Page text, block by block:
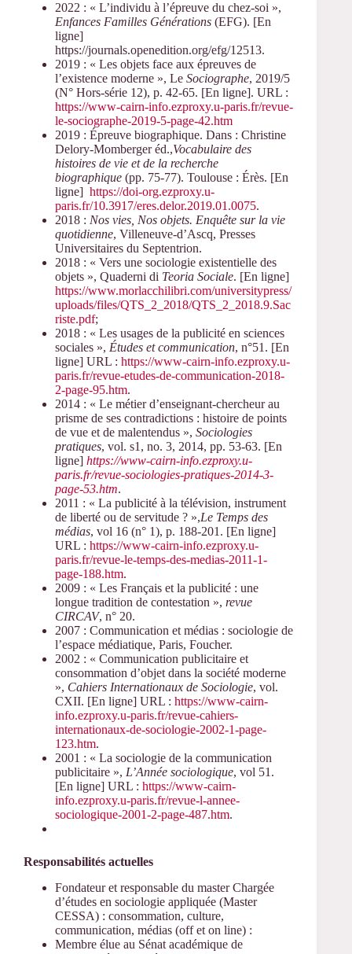
2022 : « L’individu à l’épreuve du chez-soi »,
Enfances Familles Générations (EFG). [En
ligne]
https://journals.openedition.org/efg/12513.
2019 : « Les objets face aux épreuves de
l’existence moderne », Le Sociographe, 2019/5
(N° Hors-série 12), p. 42-65. [En ligne]. URL :
https://www-cairn-info.ezproxy.u-paris.fr/revue-
le-sociographe-2019-5-page-42.htm
2019 : Épreuve biographique. Dans : Christine
Delory-Momberger éd.,Vocabulaire des
histoires de vie et de la recherche
biographique (pp. 75-77). Toulouse : Érès. [En
ligne] https://doi-org.ezproxy.u-
paris.fr/10.3917/eres.delor.2019.01.0075.
2018 : Nos vies, Nos objets. Enquête sur la vie
quotidienne, Villeneuve-d’Ascq, Presses
Universitaires du Septentrion.
2018 : « Vers une sociologie existentielle des
objets », Quaderni di Teoria Sociale. [En ligne]
https://www.morlacchilibri.com/universitypress/
uploads/files/QTS_2_2018/QTS_2_2018.9.Sac
riste.pdf;
2018 : « Les usages de la publicité en sciences
sociales », Études et communication, n°51. [En
ligne] URL : https://www-cairn-info.ezproxy.u-
paris.fr/revue-etudes-de-communication-2018-
2-page-95.htm.
2014 : « Le métier d’enseignant-chercheur au
prisme de ses contradictions : histoire de points
de vue et de malentendus », Sociologies
pratiques, vol. s1, no. 3, 2014, pp. 53-63. [En
ligne] https://www-cairn-info.ezproxy.u-
paris.fr/revue-sociologies-pratiques-2014-3-
page-53.htm.
2011 : « La publicité à la télévision, instrument
de liberté ou de servitude ? »,Le Temps des
médias, vol 16 (n° 1), p. 188-201. [En ligne]
URL : https://www-cairn-info.ezproxy.u-
paris.fr/revue-le-temps-des-medias-2011-1-
page-188.htm.
2009 : « Les Français et la publicité : une
longue tradition de contestation », revue
CIRCAV, n° 20.
2007 : Communication et médias : sociologie de
l’espace médiatique, Paris, Foucher.
2002 : « Communication publicitaire et
consommation d’objet dans la société moderne
», Cahiers Internationaux de Sociologie, vol.
CXII. [En ligne] URL : https://www-cairn-
info.ezproxy.u-paris.fr/revue-cahiers-
internationaux-de-sociologie-2002-1-page-
123.htm.
2001 : « La sociologie de la communication
publicitaire », L’Année sociologique, vol 51.
[En ligne] URL : https://www-cairn-
info.ezproxy.u-paris.fr/revue-l-annee-
sociologique-2001-2-page-487.htm.
Responsabilités actuelles
Fondateur et responsable du master Chargée
d’études en sociologie appliquée (Master
CESSA) : consommation, culture,
communication, médias (off et on line) :
Membre élue au Sénat académique de